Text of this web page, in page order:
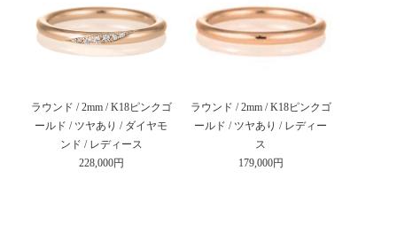
ラウンド / 2mm / K18ピンクゴ
ールド / ツヤあり / ダイヤモ
ンド / レディース
228,000円
ラウンド / 2mm / K18ピンクゴ
ールド / ツヤあり / レディー
ス
179,000円